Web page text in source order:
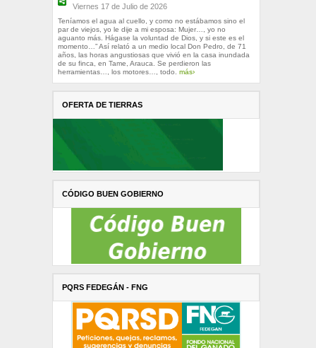
Viernes 17 de Julio de 2026
Teníamos el agua al cuello, y como no estábamos sino el
par de viejos, yo le dije a mi esposa: Mujer…, yo no
aguanto más. Hágase la voluntad de Dios, y si este es el
momento…” Así relató a un medio local Don Pedro, de 71
años, las horas angustiosas que vivió en la casa inundada
de su finca, en Tame, Arauca. Se perdieron las
herramientas…, los motores…, todo. más›
OFERTA DE TIERRAS
CÓDIGO BUEN GOBIERNO
PQRS FEDEGÁN - FNG